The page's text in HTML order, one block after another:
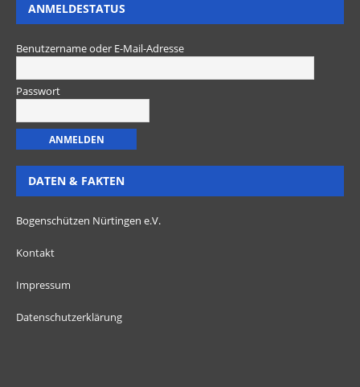
ANMELDESTATUS
Benutzername oder E-Mail-Adresse
Passwort
DATEN & FAKTEN
Bogenschützen Nürtingen e.V.
Kontakt
Impressum
Datenschutzerklärung